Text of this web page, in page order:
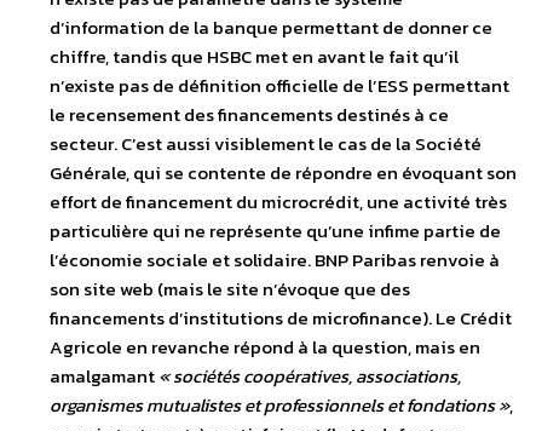
d’information de la banque permettant de donner ce
chiffre, tandis que HSBC met en avant le fait qu’il
n’existe pas de définition officielle de l’ESS permettant
le recensement des financements destinés à ce
secteur. C’est aussi visiblement le cas de la Société
Générale, qui se contente de répondre en évoquant son
effort de financement du microcrédit, une activité très
particulière qui ne représente qu’une infime partie de
l’économie sociale et solidaire. BNP Paribas renvoie à
son site web (mais le site n’évoque que des
financements d’institutions de microfinance). Le Crédit
Agricole en revanche répond à la question, mais en
amalgamant« sociétés coopératives, associations,
organismes mutualistes et professionnels et fondations »,